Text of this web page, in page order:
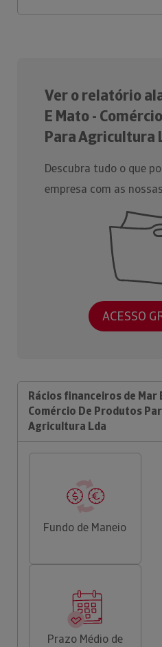
Ver o relatório
E Mato -
Para Agricultura
Descubra tudo o que
empresa com as
ACESSO
Rácios financeiros de Mar
Comércio De Produtos
Agricultura Lda
Fundo de Maneio
Prazo Médio de